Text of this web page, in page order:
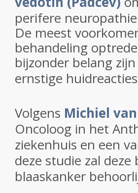
perifere
De meest
behandeling
bijzonder belang
ernstige
Volgens Michiel
Oncoloog in het
ziekenhuis en een
deze studie zal
blaaskanker